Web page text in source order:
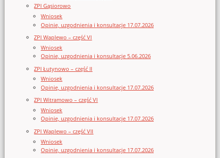
ZPI Gąsiorowo
Wniosek
Opinie, uzgodnienia i konsultacje 17.07.2026
ZPI Waplewo – część VI
Wniosek
Opinie, uzgodnienia i konsultacje 5.06.2026
ZPI Łutynowo – część II
Wniosek
Opinie, uzgodnienia i konsultacje 17.07.2026
ZPI Witramowo – część VI
Wniosek
Opinie, uzgodnienia i konsultacje 17.07.2026
ZPI Waplewo – część VII
Wniosek
Opinie, uzgodnienia i konsultacje 17.07.2026